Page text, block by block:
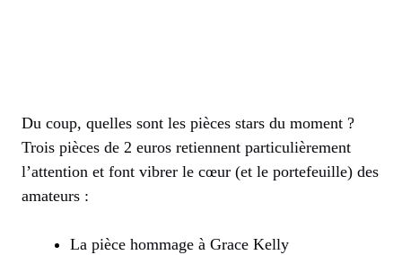
Du coup, quelles sont les pièces stars du moment ?
Trois pièces de 2 euros retiennent particulièrement
l’attention et font vibrer le cœur (et le portefeuille) des
amateurs :
La pièce hommage à Grace Kelly